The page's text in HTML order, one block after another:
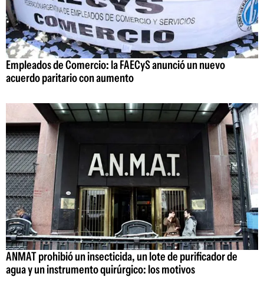
Empleados de Comercio: la FAECyS anunció un nuevo
acuerdo paritario con aumento
ANMAT prohibió un insecticida, un lote de purificador de
agua y un instrumento quirúrgico: los motivos